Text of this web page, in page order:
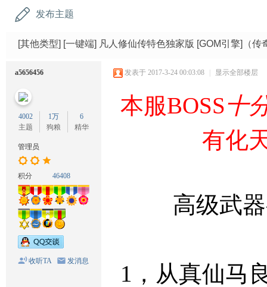
发布主题
[其他类型] [一键端] 凡人修仙传特色独家版 [GOM引擎]（传
a5656456
4002
主题
1万
狗粮
6
精华
管理员
积分 46408
收听TA 发消息
发表于 2017-3-24 00:03:08 | 显示全部楼层
本服BOSS十
有化
高级武
1，从真仙马